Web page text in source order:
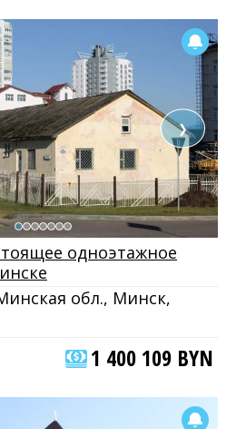
❯
одноэтажное
обл., Минск,
1 400 109 BYN